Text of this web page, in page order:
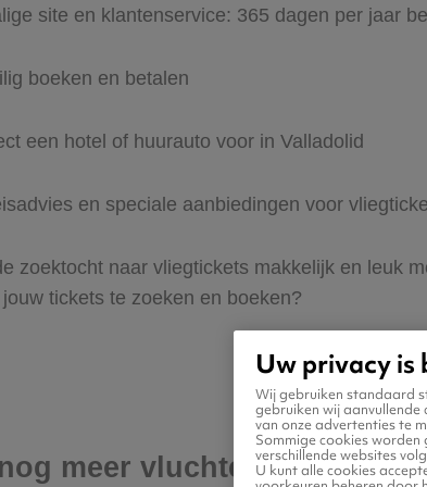
site en klantenservice: 365 dagen per jaar
boeken en betalen
een hotel of huurauto voor in Valladolid
en speciale aanbiedingen voor
zoektocht naar vliegtickets makkelijk en leuk
tickets te zoeken en boeken?
meer vluchten naar
Uw privacy is
Wij gebruiken standaard
gebruiken wij
van onze advertenties te
Sommige cookies
verschillende websites
U kunt alle cookies